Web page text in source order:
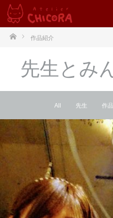
ホーム作品紹介
先生とみ
All 先生 作